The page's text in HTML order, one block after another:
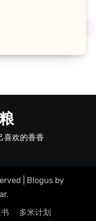
喜欢的香香
Blogus by
.
多米计划